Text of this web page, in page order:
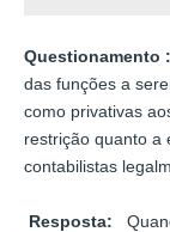
Questionamento :
das funções a
como privativas
restrição quanto a
contabilistas
Resposta: